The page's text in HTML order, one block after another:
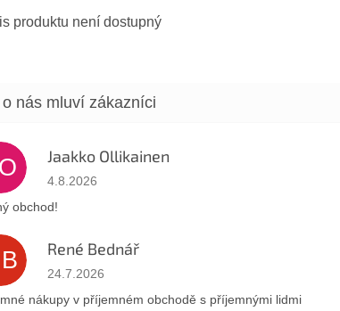
produktu není dostupný
Jaakko Ollikainen
Hodnocení obchodu je 5 z 5 hvězdiček.
4.8.2026
obchod!
René Bednář
Hodnocení obchodu je 5 z 5 hvězdiček.
24.7.2026
nákupy v příjemném obchodě s příjemnými lidmi